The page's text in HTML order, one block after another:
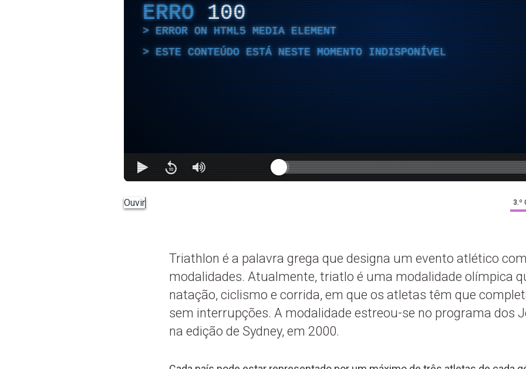
ERRO 100
ERROR ON HTML5 MEDIA ELEMENT
ESTE CONTEÚDO ESTÁ NESTE MOMENTO INDISPONÍVEL
Ouvir 3.º
Triathlon é a palavra grega que designa um evento atlético
modalidades. Atualmente, triatlo é uma modalidade olímpica
natação, ciclismo e corrida, em que os atletas têm que
sem interrupções. A modalidade estreou-se no programa dos
na edição de Sydney, em 2000.